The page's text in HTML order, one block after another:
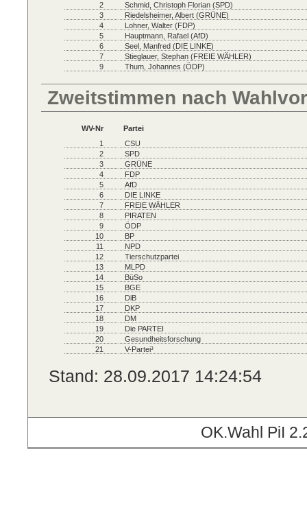
2
Schmid, Christoph Florian (SPD)
3
Riedelsheimer, Albert (GRÜNE)
4
Lohner, Walter (FDP)
5
Hauptmann, Rafael (AfD)
6
Seel, Manfred (DIE LINKE)
7
Stieglauer, Stephan (FREIE WÄHLER)
9
Thum, Johannes (ÖDP)
Zweitstimmen nach
WV-Nr
Partei
1
CSU
2
SPD
3
GRÜNE
4
FDP
5
AfD
6
DIE LINKE
7
FREIE WÄHLER
8
PIRATEN
9
ÖDP
10
BP
11
NPD
12
Tierschutzpartei
13
MLPD
14
BüSo
15
BGE
16
DiB
17
DKP
18
DM
19
Die PARTEI
20
Gesundheitsforschung
21
V-Partei³
Stand: 28.09.2017 14:24:54
OK.Wahl PiI